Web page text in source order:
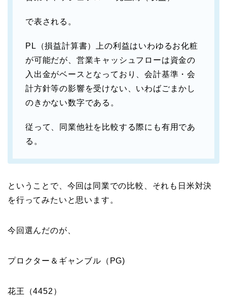
で表される。
PL（損益計算書）上の利益はいわゆるお化粧
が可能だが、営業キャッシュフローは資金の
入出金がベースとなっており、会計基準・会
計方針等の影響を受けない、いわばごまかし
のきかない数字である。
従って、同業他社を比較する際にも有用であ
る。
ということで、今回は同業での比較、それも日米対決
を行ってみたいと思います。
今回選んだのが、
プロクター＆ギャンブル（PG)
花王（4452）